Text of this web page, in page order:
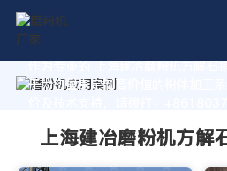
作为专业的 上海建冶磨粉机方解石
于为您量身定制高价值的粉体加工
上海建冶磨粉机方解